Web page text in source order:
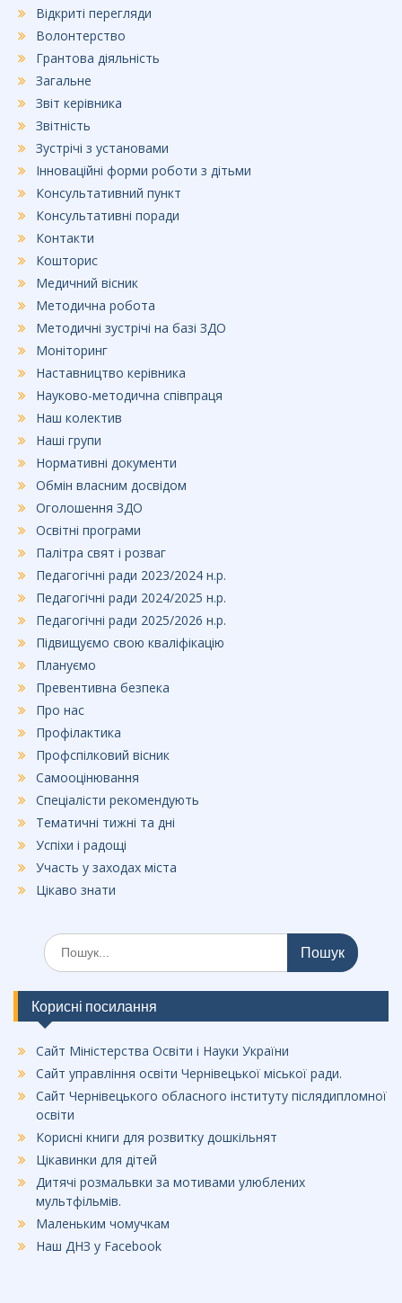
Відкриті перегляди
Волонтерство
Грантова діяльність
Загальне
Звіт керівника
Звітність
Зустрічі з установами
Інноваційні форми роботи з дітьми
Консультативний пункт
Консультативні поради
Контакти
Кошторис
Медичний вісник
Методична робота
Методичні зустрічі на базі ЗДО
Моніторинг
Наставництво керівника
Науково-методична співпраця
Наш колектив
Наші групи
Нормативні документи
Обмін власним досвідом
Оголошення ЗДО
Освітні програми
Палітра свят і розваг
Педагогічні ради 2023/2024 н.р.
Педагогічні ради 2024/2025 н.р.
Педагогічні ради 2025/2026 н.р.
Підвищуємо свою кваліфікацію
Плануємо
Превентивна безпека
Про нас
Профілактика
Профспілковий вісник
Самооцінювання
Спеціалісти рекомендують
Тематичні тижні та дні
Успіхи і радощі
Участь у заходах міста
Цікаво знати
Шукати:
Корисні посилання
Сайт Міністерства Освіти і Науки України
Сайт управління освіти Чернівецької міської ради.
Сайт Чернівецького обласного інституту післядипломної
освіти
Корисні книги для розвитку дошкільнят
Цікавинки для дітей
Дитячі розмальвки за мотивами улюблених
мультфільмів.
Маленьким чомучкам
Наш ДНЗ у Facebook